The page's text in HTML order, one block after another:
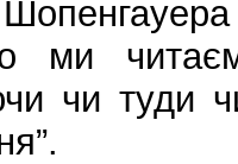
ми
чи туди